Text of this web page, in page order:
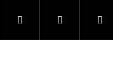
Hledat Přihlášení